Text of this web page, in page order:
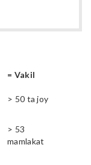
= Vakil
> 50 ta joy
> 53
mamlakat